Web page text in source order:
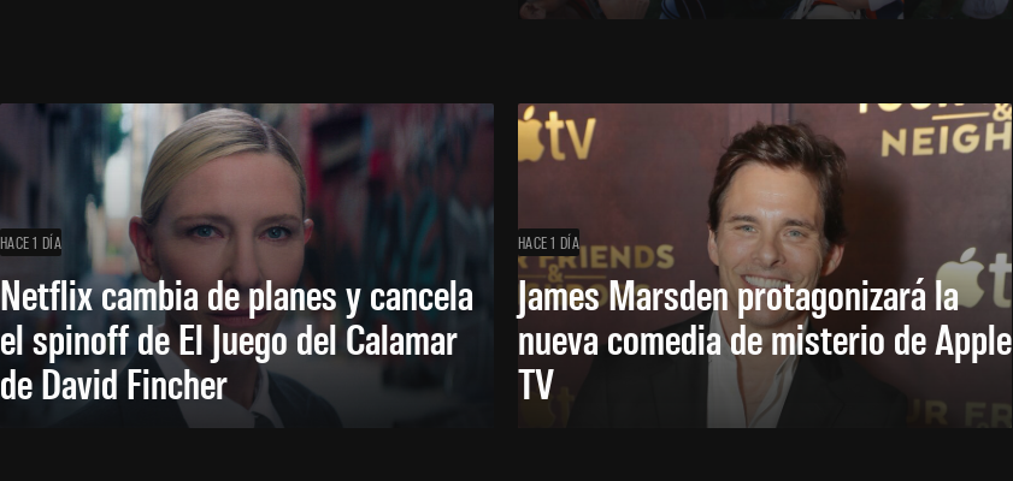
HACE 1 DÍA
Netflix cambia de planes y cancela
el spinoff de El Juego del Calamar
de David Fincher
HACE 1 DÍA
James Marsden protagonizará la
nueva comedia de misterio de Apple
TV